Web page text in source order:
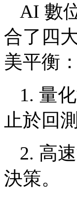
AI 數
合了四
美平衡：
1. 量
止於回
2. 高
決策。